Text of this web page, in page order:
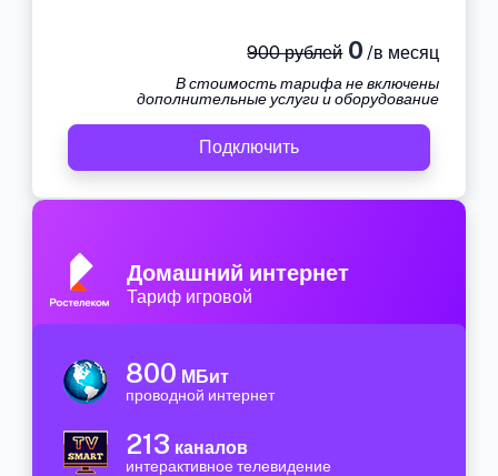
900 рублей0 /в месяц
В стоимость тарифа не включены
дополнительные услуги и оборудование
Подключить
Домашний интернет
Тариф игровой
800 МБит
проводной интернет
213 каналов
интерактивное телевидение